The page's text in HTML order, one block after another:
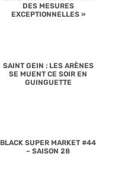
DES MESURES
EXCEPTIONNELLES »
SAINT GEIN : LES ARÈNES
SE MUENT CE SOIR EN
GUINGUETTE
BLACK SUPER MARKET #44
– SAISON 28